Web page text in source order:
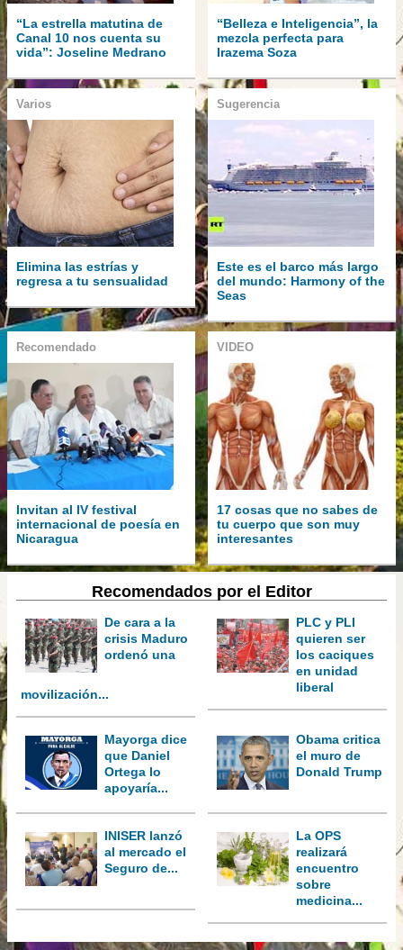
“La estrella matutina de
Canal 10 nos cuenta su
vida”: Joseline Medrano
“Belleza e Inteligencia”, la
mezcla perfecta para
Irazema Soza
Varios
Elimina las estrías y
regresa a tu sensualidad
Sugerencia
Este es el barco más largo
del mundo: Harmony of the
Seas
Recomendado
Invitan al IV festival
internacional de poesía en
Nicaragua
VIDEO
17 cosas que no sabes de
tu cuerpo que son muy
interesantes
Recomendados por el Editor
De cara a la
crisis Maduro
ordenó una
movilización...
PLC y PLI
quieren ser
los caciques
en unidad
liberal
Mayorga dice
que Daniel
Ortega lo
apoyaría...
Obama critica
el muro de
Donald Trump
INISER lanzó
al mercado el
Seguro de...
La OPS
realizará
encuentro
sobre
medicina...